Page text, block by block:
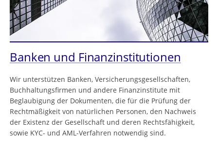
Banken und Finanzinstitutionen
Wir unterstützen Banken, Versicherungsgesellschaften,
Buchhaltungsfirmen und andere Finanzinstitute mit
Beglaubigung der Dokumenten, die für die Prüfung der
Rechtmäßigkeit von natürlichen Personen, den Nachweis
der Existenz der Gesellschaft und deren Rechtsfähigkeit,
sowie KYC- und AML-Verfahren notwendig sind.